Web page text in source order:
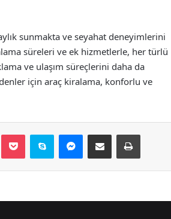
sunmakta ve seyahat deneyimlerini
süreleri ve ek hizmetlerle, her türlü
ve ulaşım süreçlerini daha da
için araç kiralama, konforlu ve
Pocket Skype Messenger
E-Posta ile paylaş Yazdır